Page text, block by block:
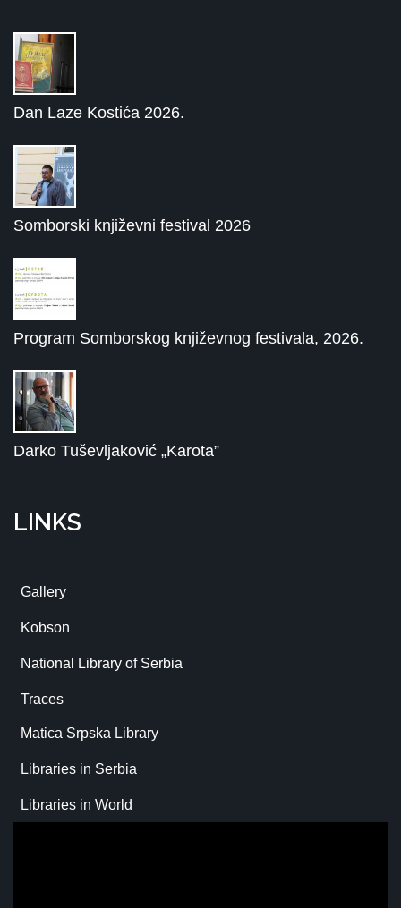
Dan Laze Kostića 2026.
Somborski književni festival 2026
Program Somborskog književnog festivala, 2026.
Darko Tuševljaković „Karota”
LINKS
Gallery
Kobson
National Library of Serbia
Traces
Matica Srpska Library
Libraries in Serbia
Libraries in World